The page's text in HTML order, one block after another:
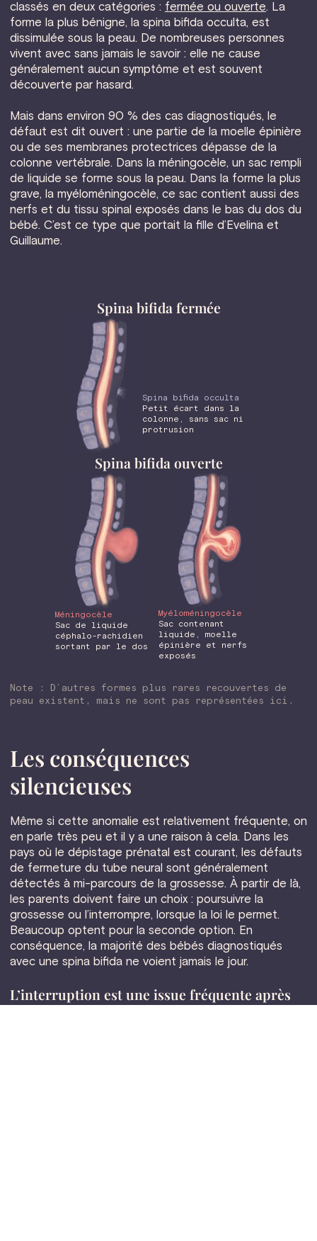
classés en deux catégories : fermée ou ouverte. La
forme la plus bénigne, la spina bifida occulta, est
dissimulée sous la peau. De nombreuses personnes
vivent avec sans jamais le savoir : elle ne cause
généralement aucun symptôme et est souvent
découverte par hasard.
Mais dans environ 90 % des cas diagnostiqués, le
défaut est dit ouvert : une partie de la moelle épinière
ou de ses membranes protectrices dépasse de la
colonne vertébrale. Dans la méningocèle, un sac rempli
de liquide se forme sous la peau. Dans la forme la plus
grave, la myéloméningocèle, ce sac contient aussi des
nerfs et du tissu spinal exposés dans le bas du dos du
bébé. C’est ce type que portait la fille d’Evelina et
Guillaume.
Spina bifida fermée
Spina bifida occulta
Petit écart dans la
colonne, sans sac ni
protrusion
Spina bifida ouverte
Méningocèle
Sac de liquide
céphalo-rachidien
sortant par le dos
Myéloméningocèle
Sac contenant
liquide, moelle
épinière et nerfs
exposés
Note : D’autres formes plus rares recouvertes de
peau existent, mais ne sont pas représentées ici.
Les conséquences
silencieuses
Même si cette anomalie est relativement fréquente, on
en parle très peu et il y a une raison à cela. Dans les
pays où le dépistage prénatal est courant, les défauts
de fermeture du tube neural sont généralement
détectés à mi-parcours de la grossesse. À partir de là,
les parents doivent faire un choix : poursuivre la
grossesse ou l’interrompre, lorsque la loi le permet.
Beaucoup optent pour la seconde option. En
conséquence, la majorité des bébés diagnostiqués
avec une spina bifida ne voient jamais le jour.
L’interruption est une issue fréquente après